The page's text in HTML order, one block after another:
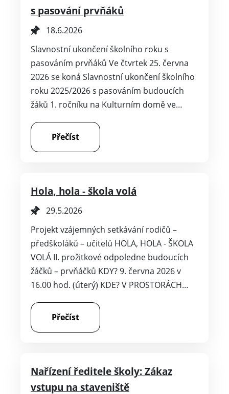
s pasování prvňáků
18.6.2026
Slavnostní ukončení školního roku s
pasováním prvňáků Ve čtvrtek 25. června
2026 se koná Slavnostní ukončení školního
roku 2025/2026 s pasováním budoucích
žáků 1. ročníku na Kulturním domě ve…
Přečíst
Hola, hola - škola volá
29.5.2026
Projekt vzájemných setkávání rodičů –
předškoláků – učitelů HOLA, HOLA - ŠKOLA
VOLÁ II. prožitkové odpoledne budoucích
žáčků – prvňáčků KDY? 9. června 2026 v
16.00 hod. (úterý) KDE? V PROSTORÁCH…
Přečíst
Nařízení ředitele školy: Zákaz
vstupu na staveniště